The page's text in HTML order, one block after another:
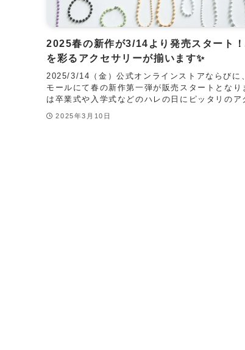
2025春の新作が3/14より発売スタート！
を彩るアクセサリーが揃います✨
2025/3/14（金）公式オンラインストアならびに
モールにて春の新作第一弾が販売スタートとなり
は卒業式や入学式などのハレの日にピッタリのア
2025年3月10日